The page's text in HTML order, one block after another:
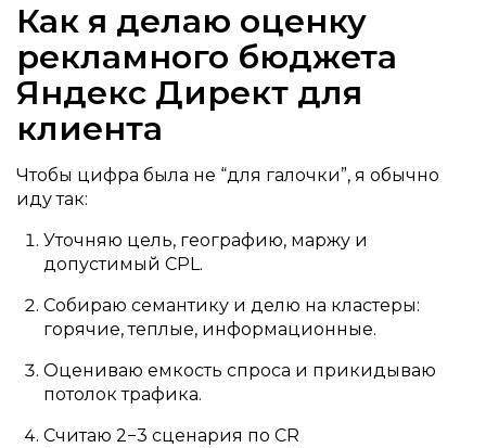
Как я делаю оценку
рекламного бюджета
Яндекс Директ для
клиента
Чтобы цифра была не “для галочки”, я обычно
иду так:
Уточняю цель, географию, маржу и
допустимый CPL.
Собираю семантику и делю на кластеры:
горячие, теплые, информационные.
Оцениваю емкость спроса и прикидываю
потолок трафика.
Считаю 2−3 сценария по CR